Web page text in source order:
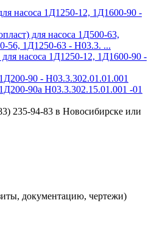
насоса 1Д1250-12, 1Д1600-90 -
для насоса 1Д500-63,
56, 1Д1250-63 - Н03.3. ...
насоса 1Д1250-12, 1Д1600-90 -
90 - H03.3.302.01.01.001
90а H03.3.302.15.01.001 -01
235-94-83 в Новосибирске или
документацию, чертежи)